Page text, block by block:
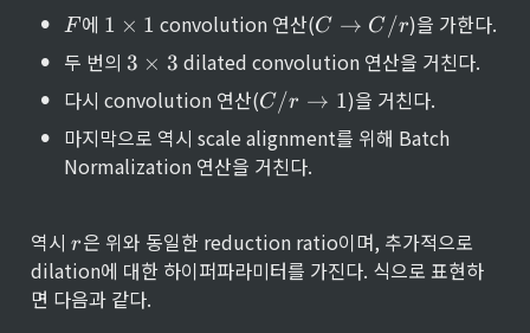
^{
C
\t
m
es
H
es
W
}
n
^{
1
\t
i
i
m
• F
F 에 1
im
1
1 × 1 convolution 연산(C
ri
h
t
C
/
C → C /r)을 가한다.
• 두 번의 3
im
es
3
3 × 3 dilated convolution 연산을 거친다.
• 다시 convolution 연산(C
/r
\r
ig
ro
w
1
C/r → 1)을 거친다.
• 마지막으로 역시 scale alignment를 위해 Batch
Normalization 연산을 거친다.
역시 r
r은 위와 동일한 reduction ratio이며, 추가적으로
dilation에 대한 하이퍼파라미터를 가진다. 식으로 표현하
면 다음과 같다.